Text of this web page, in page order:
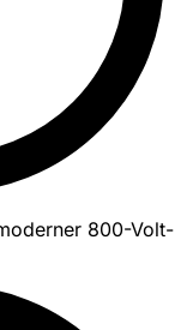
800-Volt-